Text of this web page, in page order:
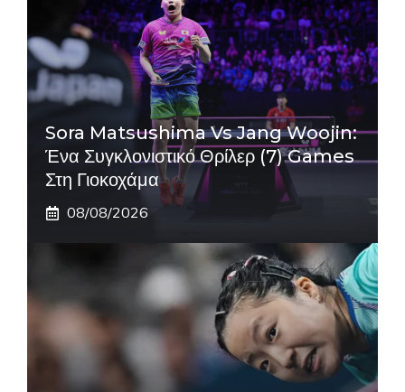
Sora Matsushima Vs Jang Woojin:
Ένα Συγκλονιστικό Θρίλερ (7) Games
Στη Γιοκοχάμα
08/08/2026